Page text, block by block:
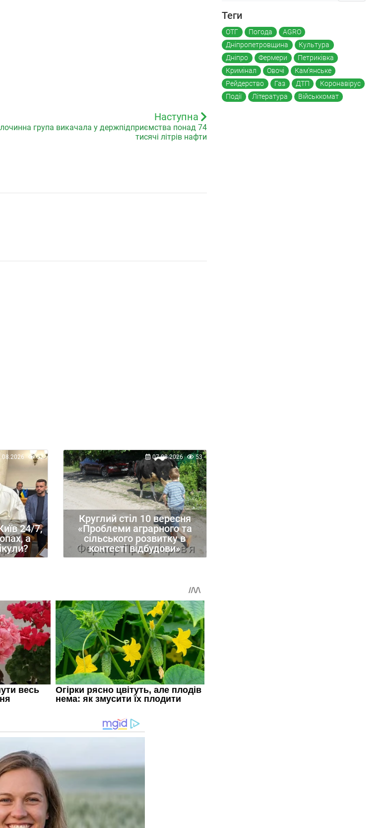
Наступна
група викачала у держпідприємства понад 74
тисячі літрів нафти
24/7,
а
32
Круглий стіл 10 вересня
«Проблеми аграрного та
сільського розвитку в
контесті відбудови»
07.08.2026 53
Теги
ОТГ Погода
AGRO
Дніпропетровщина
Культура
Дніпро
Фермери
Петриківка
Кримінал
Овочі
Кам'янське
Рейдерство
Газ ДТП
Коронавірус
Події
Література Військкомат